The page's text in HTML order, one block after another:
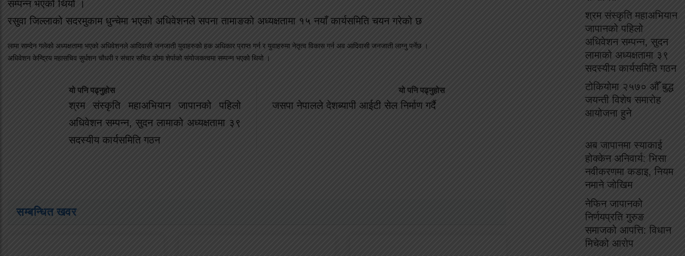
सम्पन्न भएको थियो ।
रसुवा जिल्लाको सदरमुकाम धुन्चेमा भएको अधिवेशनले सपना तामाङको अध्यक्षतामा १५ नयाँ कार्यसमिति चयन गरेको छ
लामा साम्देन गलेको अध्यक्षतामा भएको अधिवेशनले आदिवासी जनजाती युवाहरुको हक अधिकार प्राप्त गर्न र युवाहरुमा नेतृत्व विकास गर्न अव आदिवासी जनजाती लाग्नु पर्नेछ ।
अधिवेशन केन्द्रिय महासचिव सुर्धशन चौधरी र संचार सचिव डोमा शेर्पाको संयोजकत्वमा सम्पन्न भएको थियो ।
यो पनि पढ्नुहोस
श्रम संस्कृति महाअभियान जापानको पहिलो
अधिवेशन सम्पन्न, सुदन लामाको अध्यक्षतामा ३९
सदस्यीय कार्यसमिति गठन
यो पनि पढ्नुहोस
जसपा नेपालले देशब्यापी आईटी सेल निर्माण गर्दै
सम्बन्धित खवर
श्रम संस्कृति महाअभियान
जापानको पहिलो
अधिवेशन सम्पन्न, सुदन
लामाको अध्यक्षतामा ३९
सदस्यीय कार्यसमिति गठन
टोकियोमा २५७० औँ बुद्ध
जयन्ती विशेष समारोह
आयोजना हुने
अब जापानमा स्याकाई
होक्केन अनिवार्य: भिसा
नवीकरणमा कडाइ, नियम
नमाने जोखिम
नेफिन जापानको
निर्णयप्रति गुरुङ
समाजको आपत्ति: विधान
मिचेको आरोप